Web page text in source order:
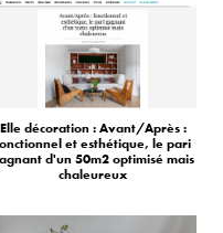
Elle décoration : Avant/Après :
et esthétique, le pari
d'un 50m2 optimisé mais
chaleureux